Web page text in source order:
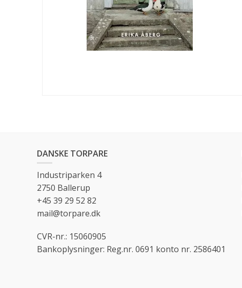
DANSKE TORPARE
Industriparken 4
2750 Ballerup
+45 39 29 52 82
mail@torpare.dk
CVR-nr.: 15060905
Bankoplysninger: Reg.nr. 0691 konto nr. 2586401